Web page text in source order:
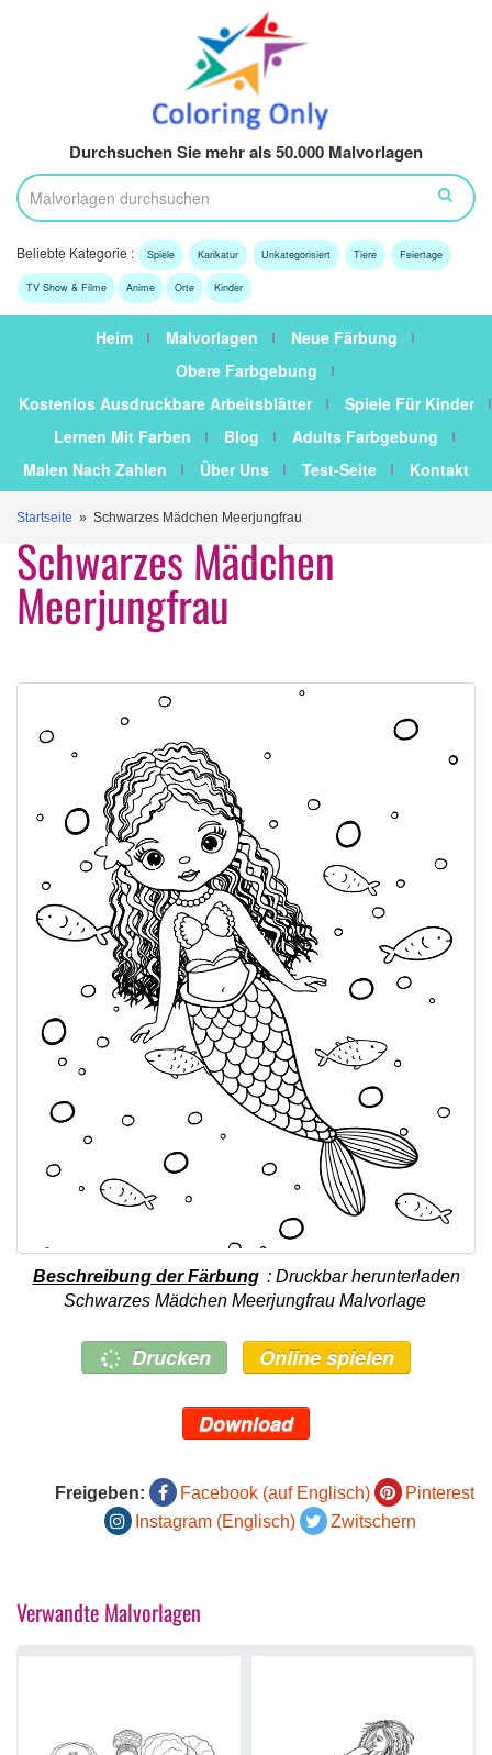
Durchsuchen Sie mehr als 50.000 Malvorlagen
Beliebte Kategorie : Spiele Karikatur Unkategorisiert Tiere Feiertage
TV Show & Filme Anime Orte Kinder
Heim Malvorlagen
Neue Färbung
Obere Farbgebung
Kostenlos Ausdruckbare Arbeitsblätter
Spiele Für Kinder
Lernen Mit Farben
Blog
Adults Farbgebung
Malen Nach Zahlen
Über Uns Test-Seite Kontakt
Startseite » Schwarzes Mädchen Meerjungfrau
Schwarzes Mädchen
Meerjungfrau
Beschreibung der Färbung : Druckbar herunterladen
Schwarzes Mädchen Meerjungfrau Malvorlage
Drucken Online spielen
Download
Freigeben: Facebook (auf Englisch)
Pinterest
Instagram (Englisch)
Zwitschern
Verwandte Malvorlagen